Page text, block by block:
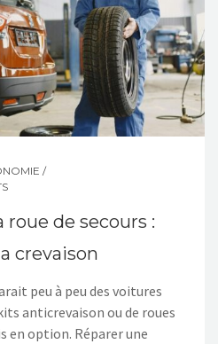
/
de secours :
crevaison
peu à peu des voitures
anticrevaison ou de roues
en option. Réparer une